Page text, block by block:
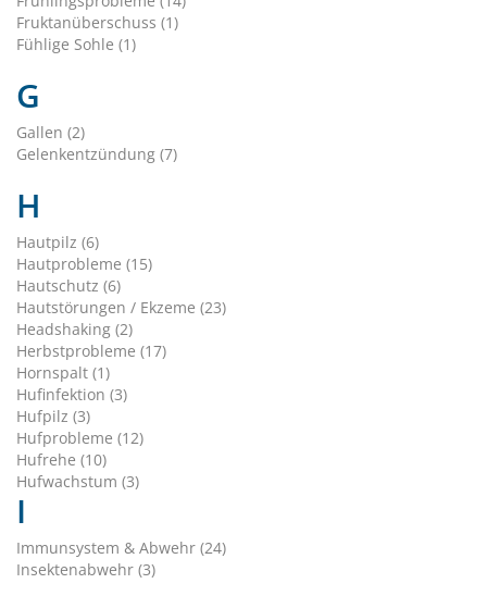
Fruktanüberschuss (1)
Fühlige Sohle (1)
G
Gallen (2)
Gelenkentzündung (7)
H
Hautpilz (6)
Hautprobleme (15)
Hautschutz (6)
Hautstörungen / Ekzeme (23)
Headshaking (2)
Herbstprobleme (17)
Hornspalt (1)
Hufinfektion (3)
Hufpilz (3)
Hufprobleme (12)
Hufrehe (10)
Hufwachstum (3)
I
Immunsystem & Abwehr (24)
Insektenabwehr (3)